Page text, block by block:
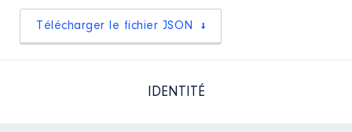
Télécharger le fichier JSON
IDENTITÉ